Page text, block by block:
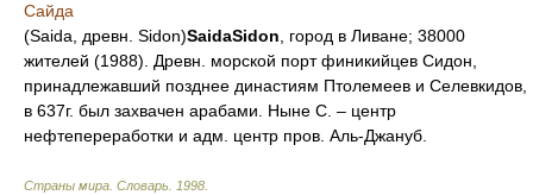
Сайда
(Saida, древн. Sidon)SaidaSidon , город в Ливане; 38000
жителей (1988). Древн. морской порт финикийцев Сидон,
принадлежавший позднее династиям Птолемеев и Селевкидов,
в 637г. был захвачен арабами. Ныне С. – центр
нефтепереработки и адм. центр пров. Аль-Джануб.
Страны мира. Словарь 1998